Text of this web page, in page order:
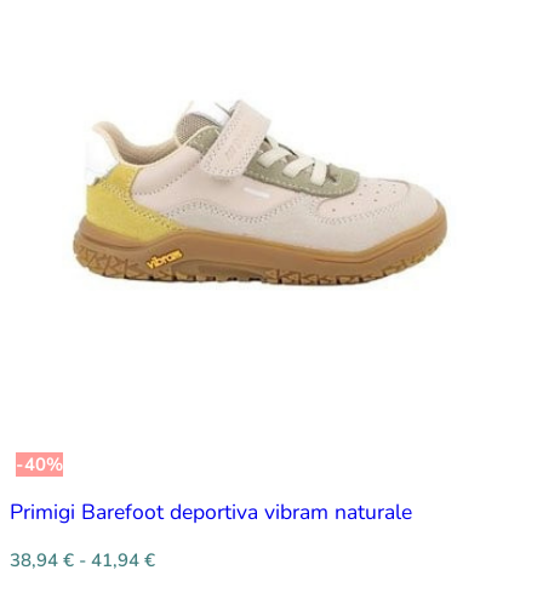
-40%
Primigi Barefoot deportiva vibram naturale
38,94 € - 41,94 €